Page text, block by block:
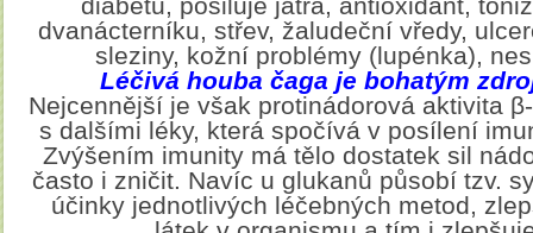
dvanácterníku, střev, žaludeční vředy,
sleziny, kožní problémy (lupénka),
Léčivá houba čaga je bohatým
Nejcennější je však protinádorová aktivita
s dalšími léky, která spočívá v posílení
Zvýšením imunity má tělo dostatek sil
často i zničit. Navíc u glukanů působí tzv.
účinky jednotlivých léčebných metod,